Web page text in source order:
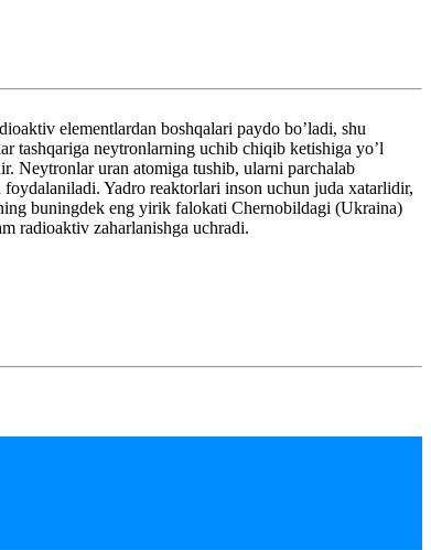
elementlardan boshqalari paydo bo’ladi, shu
tashqariga neytronlarning uchib chiqib ketishiga yo’l
Neytronlar uran atomiga tushib, ularni parchalab
Yadro reaktorlari inson uchun juda xatarlidir,
buningdek eng yirik falokati Chernobildagi (Ukraina)
radioaktiv zaharlanishga uchradi.